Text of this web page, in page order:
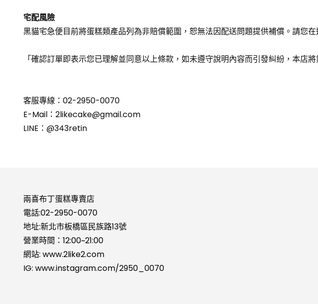
宅配風險
黑貓宅急便目前將蛋糕類產品列為非賠償範圍，恕無法因配送問題提供補償。請您
「確認訂單即表示您已理解並同意以上條款，如未遵守說明內容而引發糾紛，本店
客服專線：02-2950-0070
E-Mail：2likecake@gmail.com
LINE：@343retin
兩喜布丁蛋糕專賣店
電話:02-2950-0070
地址:新北市板橋區民族路13號
營業時間：12:00~21:00
網站: www.2like2.com
IG: www.instagram.com/2950_0070